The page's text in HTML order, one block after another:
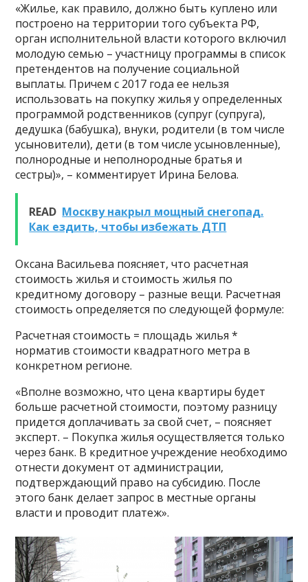
«Жилье, как правило, должно быть куплено или
построено на территории того субъекта РФ,
орган исполнительной власти которого включил
молодую семью – участницу программы в список
претендентов на получение социальной
выплаты. Причем с 2017 года ее нельзя
использовать на покупку жилья у определенных
программой родственников (супруг (супруга),
дедушка (бабушка), внуки, родители (в том числе
усыновители), дети (в том числе усыновленные),
полнородные и неполнородные братья и
сестры)», – комментирует Ирина Белова.
READ Москву накрыл мощный снегопад.
Как ездить, чтобы избежать ДТП
Оксана Васильева поясняет, что расчетная
стоимость жилья и стоимость жилья по
кредитному договору – разные вещи. Расчетная
стоимость определяется по следующей формуле:
Расчетная стоимость = площадь жилья *
норматив стоимости квадратного метра в
конкретном регионе.
«Вполне возможно, что цена квартиры будет
больше расчетной стоимости, поэтому разницу
придется доплачивать за свой счет, – поясняет
эксперт. – Покупка жилья осуществляется только
через банк. В кредитное учреждение необходимо
отнести документ от администрации,
подтверждающий право на субсидию. После
этого банк делает запрос в местные органы
власти и проводит платеж».